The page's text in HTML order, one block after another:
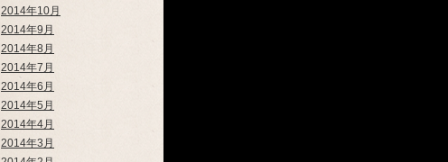
2014年10月
2014年9月
2014年8月
2014年7月
2014年6月
2014年5月
2014年4月
2014年3月